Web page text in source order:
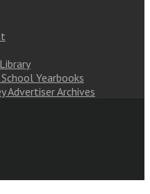
Yearbooks
Advertiser Archives